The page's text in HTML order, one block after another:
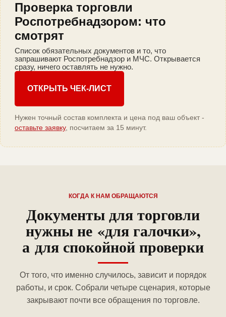
Проверка торговли
Роспотребнадзором: что
смотрят
Список обязательных документов и то, что
запрашивают Роспотребнадзор и МЧС. Открывается
сразу, ничего оставлять не нужно.
ОТКРЫТЬ ЧЕК-ЛИСТ
Нужен точный состав комплекта и цена под ваш объект -
оставьте заявку, посчитаем за 15 минут.
КОГДА К НАМ ОБРАЩАЮТСЯ
Документы для торговли
нужны не «для галочки»,
а для спокойной проверки
От того, что именно случилось, зависит и порядок
работы, и срок. Собрали четыре сценария, которые
закрывают почти все обращения по торговле.